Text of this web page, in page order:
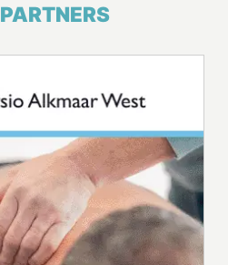
PARTNERS